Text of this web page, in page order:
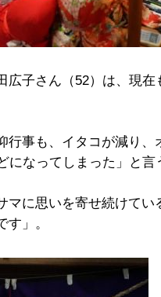
広子さん（52）は、現
行事も、イタコが減り、
なってしまった」と言
マに思いを寄せ続けて
」。